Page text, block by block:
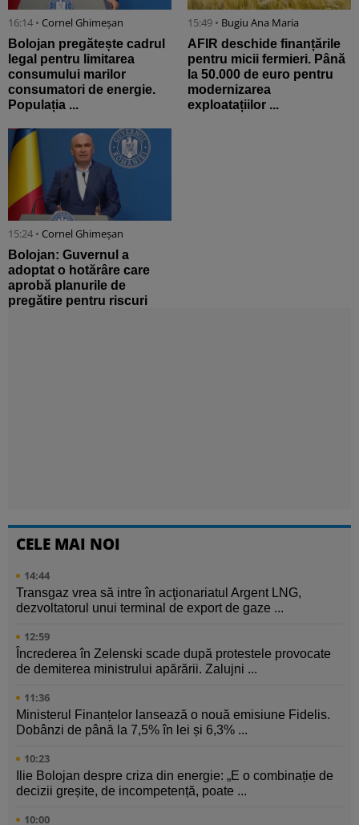
16:14 • Cornel Ghimeșan
Bolojan pregătește cadrul
legal pentru limitarea
consumului marilor
consumatori de energie.
Populația ...
15:49 • Bugiu ⁠Ana Maria
AFIR deschide finanțările
pentru micii fermieri. Până
la 50.000 de euro pentru
modernizarea
exploatațiilor ...
15:24 • Cornel Ghimeșan
Bolojan: Guvernul a
adoptat o hotărâre care
aprobă planurile de
pregătire pentru riscuri
CELE MAI NOI
14:44
Transgaz vrea să intre în acţionariatul Argent LNG,
dezvoltatorul unui terminal de export de gaze ...
12:59
Încrederea în Zelenski scade după protestele provocate
de demiterea ministrului apărării. Zalujni ...
11:36
Ministerul Finanțelor lansează o nouă emisiune Fidelis.
Dobânzi de până la 7,5% în lei și 6,3% ...
10:23
Ilie Bolojan despre criza din energie: „E o combinație de
decizii greșite, de incompetență, poate ...
10:00